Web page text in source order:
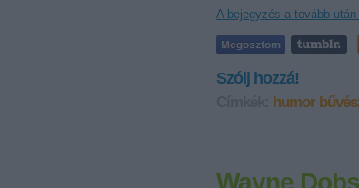
A bejegyzés a tovább
Szólj hozzá!
humor
Wayne